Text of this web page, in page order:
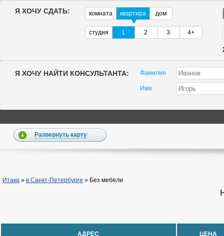
Я ХОЧУ СДАТЬ: комната квартира дом
студия 1 2 3 4+
Я ХОЧУ НАЙТИ КОНСУЛЬТАНТА: Фамилия
Имя
Развернуть карту
Итака » в Санкт-Петербурге » Без мебели
АДРЕС ЦЕНА